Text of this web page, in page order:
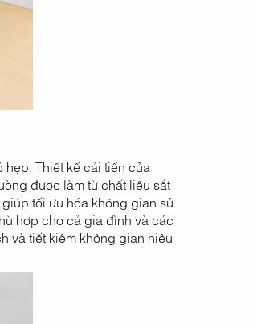
Thiết kế cải tiến của
được làm từ chất liệu sắt
tối ưu hóa không gian sử
hợp cho cả gia đình và các
và tiết kiệm không gian hiệu